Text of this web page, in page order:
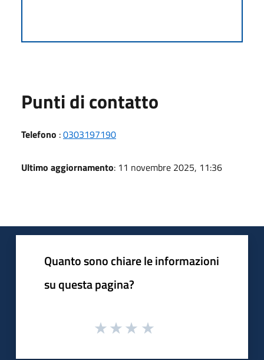
Punti di contatto
Telefono :0303197190
Ultimo aggiornamento: 11 novembre 2025, 11:36
Quanto sono chiare le informazioni
su questa pagina?